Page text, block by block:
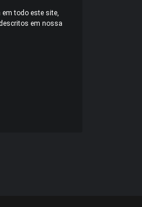
todo este site,
em nossa